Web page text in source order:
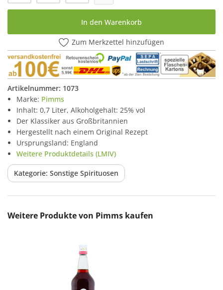
In den Warenkorb
Zum Merkzettel hinzufügen
Artikelnummer: 1073
Marke: Pimms
Inhalt: 0,7 Liter, Alkoholgehalt: 25% vol
Der Klassiker aus Großbritannien
Hergestellt nach einem Original Rezept
Ursprungsland: England
Weitere Produktdetails (LMIV)
Kategorie: Sonstige Spirituosen
Produktgalerie überspringen
Weitere Produkte von Pimms kaufen